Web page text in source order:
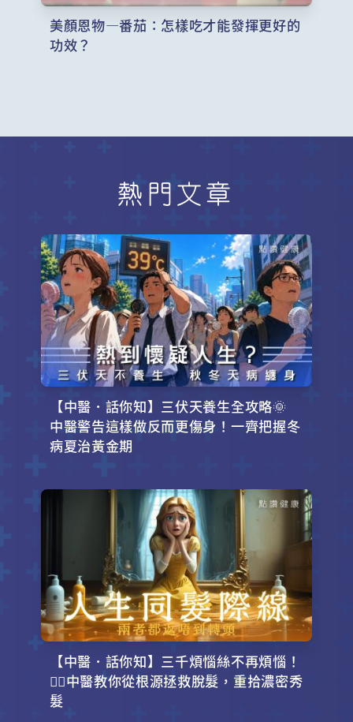
美顏恩物—番茄：怎樣吃才能發揮更好的
功效？
熱門文章
【中醫．話你知】三伏天養生全攻略🌞
中醫警告這樣做反而更傷身！一齊把握冬
病夏治黃金期
【中醫．話你知】三千煩惱絲不再煩惱！
💇‍♂️中醫教你從根源拯救脫髮，重拾濃密秀
髮